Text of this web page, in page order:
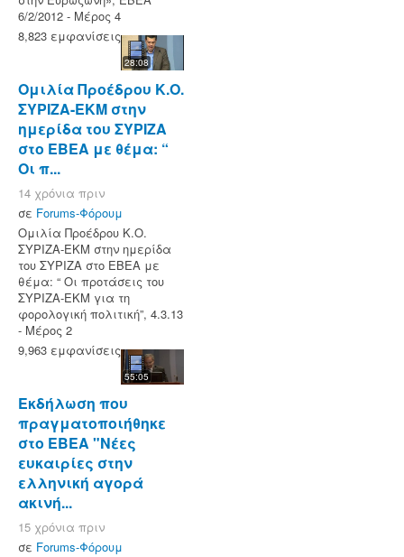
6/2/2012 - Μέρος 4
8,823 εμφανίσεις
28:08
Ομιλία Προέδρου Κ.Ο.
ΣΥΡΙΖΑ-ΕΚΜ στην
ημερίδα του ΣΥΡΙΖΑ
στο ΕΒΕΑ με θέμα: “
Οι π...
14 χρόνια πριν
σε Forums-Φόρουμ
Ομιλία Προέδρου Κ.Ο.
ΣΥΡΙΖΑ-ΕΚΜ στην ημερίδα
του ΣΥΡΙΖΑ στο ΕΒΕΑ με
θέμα: “ Οι προτάσεις του
ΣΥΡΙΖΑ-ΕΚΜ για τη
φορολογική πολιτική”, 4.3.13
- Μέρος 2
9,963 εμφανίσεις
55:05
Εκδήλωση που
πραγματοποιήθηκε
στο ΕΒΕΑ "Νέες
ευκαιρίες στην
ελληνική αγορά
ακινή...
15 χρόνια πριν
σε Forums-Φόρουμ